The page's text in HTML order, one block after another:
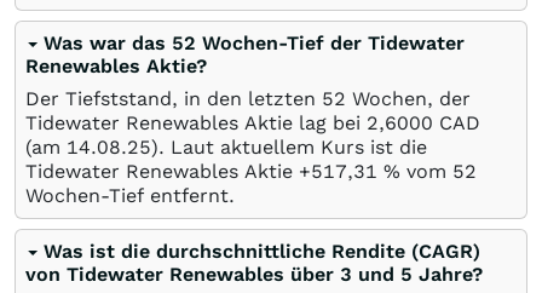
Was war das 52 Wochen-Tief der Tidewater
Renewables Aktie?
Der Tiefststand, in den letzten 52 Wochen, der
Tidewater Renewables Aktie lag bei 2,6000 CAD
(am 14.08.25). Laut aktuellem Kurs ist die
Tidewater Renewables Aktie +517,31 % vom 52
Wochen-Tief entfernt.
Was ist die durchschnittliche Rendite (CAGR)
von Tidewater Renewables über 3 und 5 Jahre?